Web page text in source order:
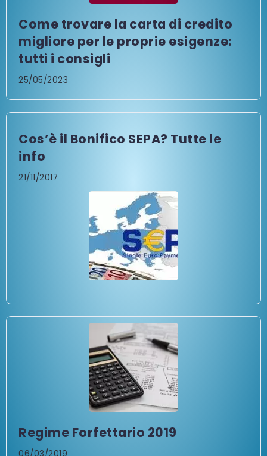
Come trovare la carta di credito
migliore per le proprie esigenze:
tutti i consigli
25/05/2023
Cos’è il Bonifico SEPA? Tutte le
info
21/11/2017
Regime Forfettario 2019